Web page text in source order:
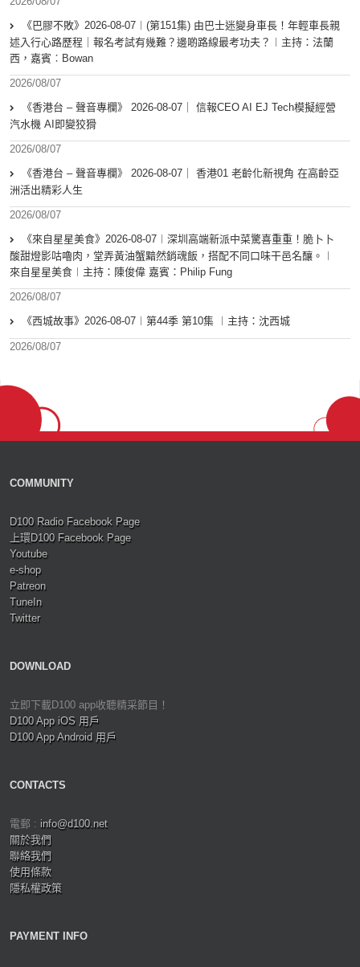
《巴膠不敗》2026-08-07︱(第151集) 由巴士迷變身車長！年輕車長親
述入行心路歷程｜報名考試有幾難？邊啲路線最考功夫？︱主持：法蘭
西，嘉賓︰Bowan
2026/08/07
《香港台 – 聲音專欄》 2026-08-07｜ 信報CEO AI EJ Tech模擬經營
汽水機 AI即變狡猾
2026/08/07
《香港台 – 聲音專欄》 2026-08-07｜ 香港01 老齡化新視角 在高齡亞
洲活出精彩人生
2026/08/07
《來自星星美食》2026-08-07︱深圳高端新派中菜驚喜重重！脆卜卜
酸甜燈影咕嚕肉，堂弄黃油蟹黯然銷魂飯，搭配不同口味干邑名釀。︱
來自星星美食︱主持：陳俊偉 嘉賓：Philip Fung
2026/08/07
《西城故事》2026-08-07︱第44季 第10集 ︱主持：沈西城
2026/08/07
COMMUNITY
D100 Radio Facebook Page
上環D100 Facebook Page
Youtube
e-shop
Patreon
TuneIn
Twitter
DOWNLOAD
立即下載D100 app收聽精采節目！
D100 App iOS 用戶
D100 App Android 用戶
CONTACTS
電郵 : info@d100.net
關於我們
聯絡我們
使用條款
隱私權政策
PAYMENT INFO